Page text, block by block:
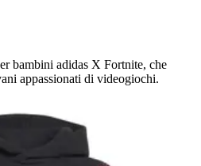
bambini adidas X Fortnite, che
appassionati di videogiochi.